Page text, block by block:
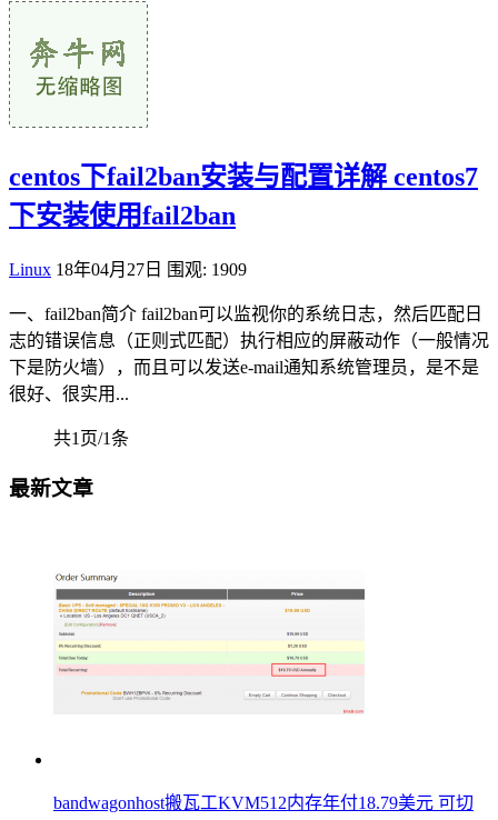
centos下fail2ban安装与配置详解 centos7
下安装使用fail2ban
Linux 18年04月27日 围观: 1909
一、fail2ban简介 fail2ban可以监视你的系统日志，然后匹配日
志的错误信息（正则式匹配）执行相应的屏蔽动作（一般情况
下是防火墙），而且可以发送e-mail通知系统管理员，是不是
很好、很实用...
共1页/1条
最新文章
bandwagonhost搬瓦工KVM512内存年付18.79美元 可切